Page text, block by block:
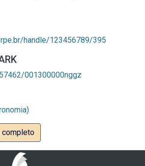
handle/123456789/395
001300000nggz
completo